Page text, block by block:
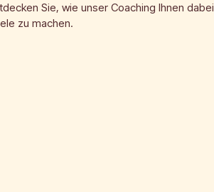
Sie, wie unser Coaching Ihnen dabei
zu machen.